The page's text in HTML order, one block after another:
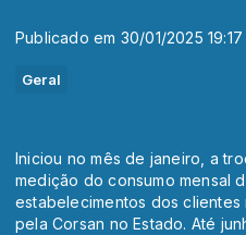
Publicado em 30/01/2025 19:17
Geral
Iniciou no mês de janeiro, a
medição do consumo mensal
estabelecimentos dos clientes
pela Corsan no Estado. Até